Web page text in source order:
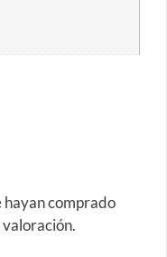
hayan comprado